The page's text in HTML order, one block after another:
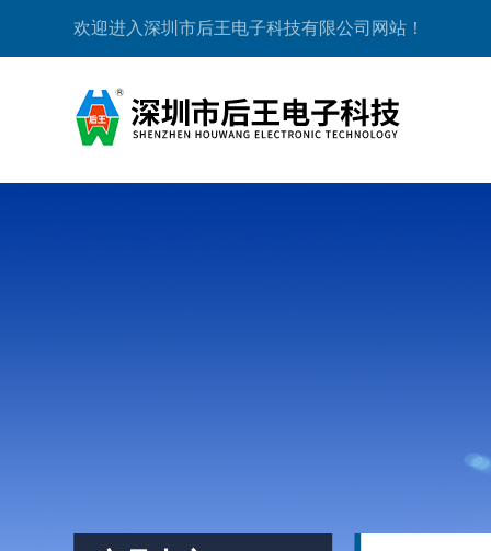
欢迎进入深圳市后王电子科技有限公司网站！